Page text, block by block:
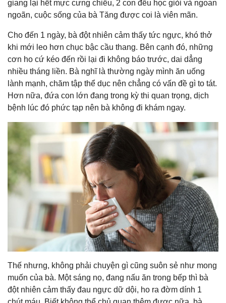
giang lại hết mực cưng chiều, 2 con đều học giỏi và ngoan
ngoãn, cuộc sống của bà Tăng được coi là viên mãn.
Cho đến 1 ngày, bà đột nhiên cảm thấy tức ngực, khó thở
khi mới leo hơn chục bậc cầu thang. Bên cạnh đó, những
cơn ho cứ kéo đến rồi lại đi không báo trước, dai dẳng
nhiều tháng liền. Bà nghĩ là thường ngày mình ăn uống
lành mạnh, chăm tập thể dục nên chẳng có vấn đề gì to tát.
Hơn nữa, đứa con lớn đang trong kỳ thi quan trọng, dịch
bệnh lúc đó phức tạp nên bà không đi khám ngay.
Thế nhưng, không phải chuyện gì cũng suôn sẻ như mong
muốn của bà. Một sáng nọ, đang nấu ăn trong bếp thì bà
đột nhiên cảm thấy đau ngực dữ dội, ho ra đờm dính 1